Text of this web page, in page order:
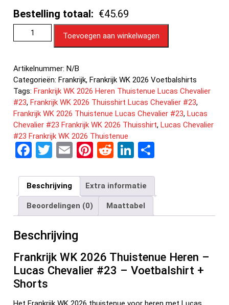
Bestelling totaal: €45.69
Toevoegen aan winkelwagen
Artikelnummer:N/B
Categorieën:Frankrijk,Frankrijk WK 2026 Voetbalshirts
Tags:Frankrijk WK 2026 Heren Thuistenue Lucas Chevalier
#23,Frankrijk WK 2026 Thuisshirt Lucas Chevalier #23,
Frankrijk WK 2026 Thuistenue Lucas Chevalier #23,Lucas
Chevalier #23 Frankrijk WK 2026 Thuisshirt,Lucas Chevalier
#23 Frankrijk WK 2026 Thuistenue
F
ce
b
o
o
k
T
tt
er
E
ail
Pi
er
es
t
R
d
di
t
Li
ke
dI
n
e
n
Beschrijving Extra informatie
Beoordelingen (0) Maattabel
Beschrijving
Frankrijk WK 2026 Thuistenue Heren –
Lucas Chevalier #23 – Voetbalshirt +
Shorts